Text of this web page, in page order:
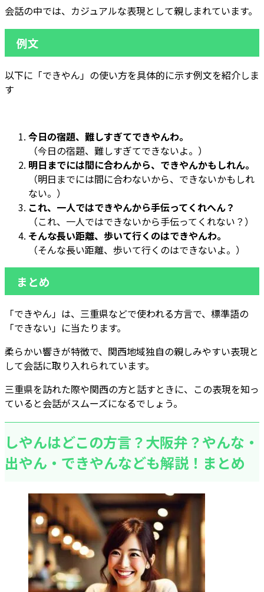
会話の中では、カジュアルな表現として親しまれています。
例文
以下に「できやん」の使い方を具体的に示す例文を紹介しま
す
今日の宿題、難しすぎてできやんわ。
（今日の宿題、難しすぎてできないよ。）
明日までには間に合わんから、できやんかもしれん。
（明日までには間に合わないから、できないかもしれ
ない。）
これ、一人ではできやんから手伝ってくれへん？
（これ、一人ではできないから手伝ってくれない？）
そんな長い距離、歩いて行くのはできやんわ。
（そんな長い距離、歩いて行くのはできないよ。）
まとめ
「できやん」は、三重県などで使われる方言で、標準語の
「できない」に当たります。
柔らかい響きが特徴で、関西地域独自の親しみやすい表現と
して会話に取り入れられています。
三重県を訪れた際や関西の方と話すときに、この表現を知っ
ていると会話がスムーズになるでしょう。
しやんはどこの方言？大阪弁？やんな・
出やん・できやんなども解説！まとめ